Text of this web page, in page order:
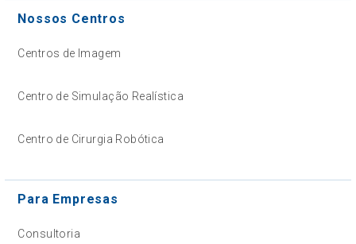
Nossos Centros
Centros de Imagem
Centro de Simulação Realística
Centro de Cirurgia Robótica
Para Empresas
Consultoria